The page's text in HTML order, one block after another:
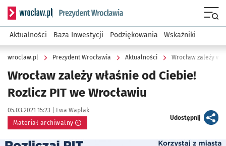
Serwis informacyjny wroclaw.pl podserwis: Prezydent
Aktualności Baza Inwestycji Podziękowania Wskaźniki
wroclaw.pl Prezydent Wrocławia Aktualności Wrocław zależy
Wrocław zależy właśnie od Ciebie!
Rozlicz PIT we Wrocławiu
Data publikacji:
05.03.2021 15:23 | Autor:
Ewa Waplak
Materiał archiwalny
Udostępnijartykuł